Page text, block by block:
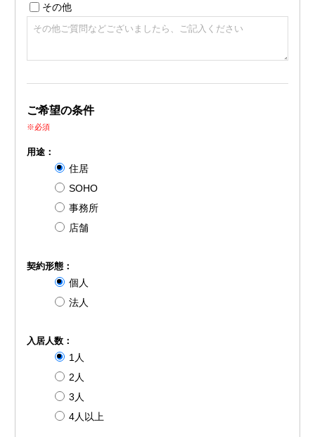
その他
ご希望の条件
※必須
用途：
住居
SOHO
事務所
店舗
契約形態：
個人
法人
入居人数：
1人
2人
3人
4人以上